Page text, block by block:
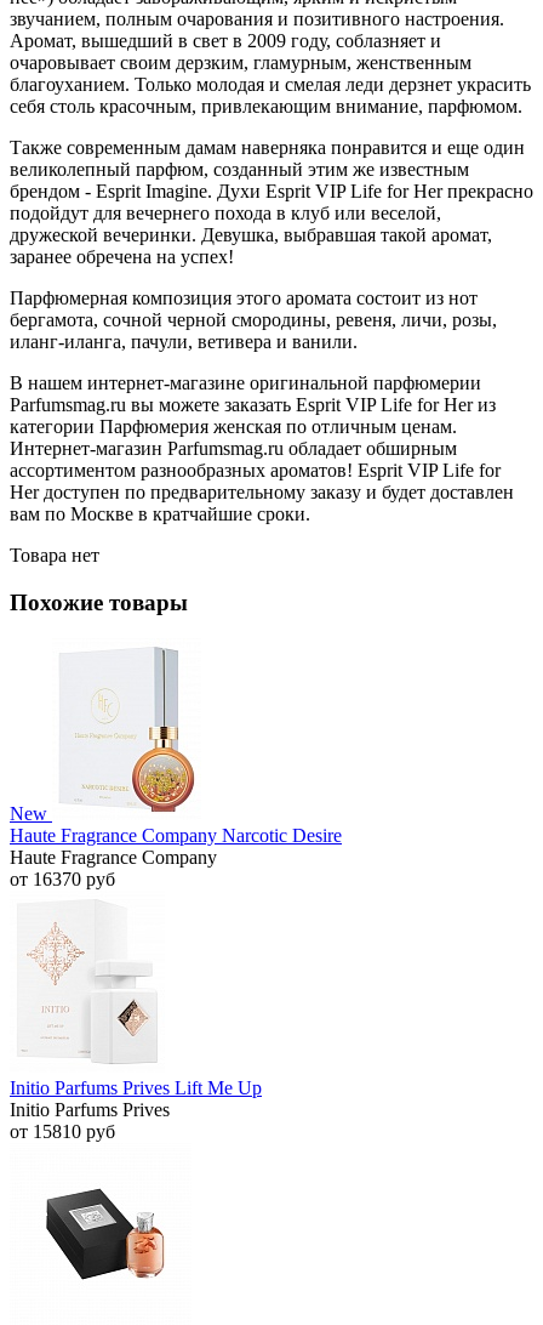
звучанием, полным очарования и позитивного настроения.
Аромат, вышедший в свет в 2009 году, соблазняет и
очаровывает своим дерзким, гламурным, женственным
благоуханием. Только молодая и смелая леди дерзнет украсить
себя столь красочным, привлекающим внимание, парфюмом.
Также современным дамам наверняка понравится и еще один
великолепный парфюм, созданный этим же известным
брендом - Esprit Imagine. Духи Esprit VIP Life for Her прекрасно
подойдут для вечернего похода в клуб или веселой,
дружеской вечеринки. Девушка, выбравшая такой аромат,
заранее обречена на успех!
Парфюмерная композиция этого аромата состоит из нот
бергамота, сочной черной смородины, ревеня, личи, розы,
иланг-иланга, пачули, ветивера и ванили.
В нашем интернет-магазине оригинальной парфюмерии
Parfumsmag.ru вы можете заказать Esprit VIP Life for Her из
категории Парфюмерия женская по отличным ценам.
Интернет-магазин Parfumsmag.ru обладает обширным
ассортиментом разнообразных ароматов! Esprit VIP Life for
Her доступен по предварительному заказу и будет доставлен
вам по Москве в кратчайшие сроки.
Товара нет
Похожие товары
New
Haute Fragrance Company Narcotic Desire
Haute Fragrance Company
от 16370 руб
Initio Parfums Prives Lift Me Up
Initio Parfums Prives
от 15810 руб